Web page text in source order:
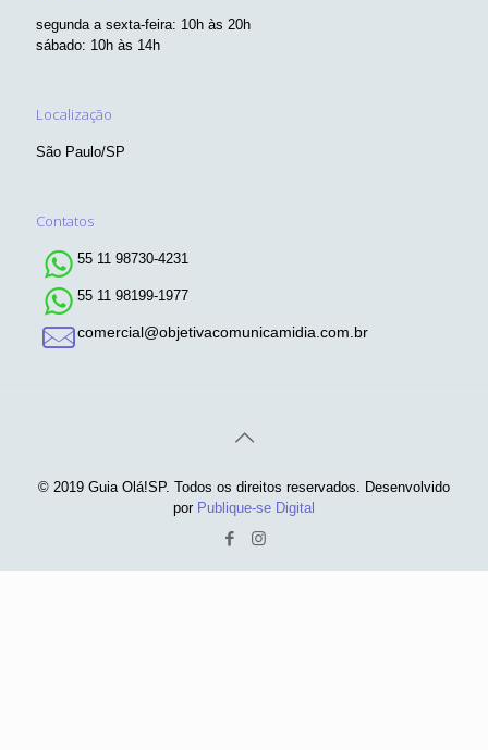
segunda a sexta-feira: 10h às 20h
sábado: 10h às 14h
Localização
São Paulo/SP
Contatos
55 11 98730-4231
55 11 98199-1977
comercial@objetivacomunicamidia.com.br
© 2019 Guia Olá!SP. Todos os direitos reservados. Desenvolvido
por Publique-se Digital